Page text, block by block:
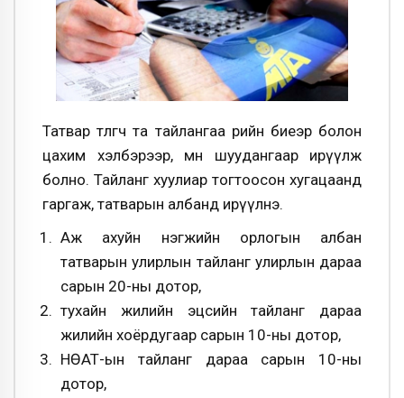
Татвар төлөгч та тайлангаа өөрийн биеэр болон
цахим хэлбэрээр, мөн шуудангаар ирүүлж
болно. Тайланг хуулиар тогтоосон хугацаанд
гаргаж, татварын албанд ирүүлнэ.
Аж ахуйн нэгжийн орлогын албан
татварын улирлын тайланг улирлын дараа
сарын 20-ны дотор,
тухайн жилийн эцсийн тайланг дараа
жилийн хоёрдугаар сарын 10-ны дотор,
НӨАТ-ын тайланг дараа сарын 10-ны
дотор,